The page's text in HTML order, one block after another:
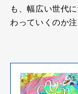
も、幅広い世代
わっていくのか注